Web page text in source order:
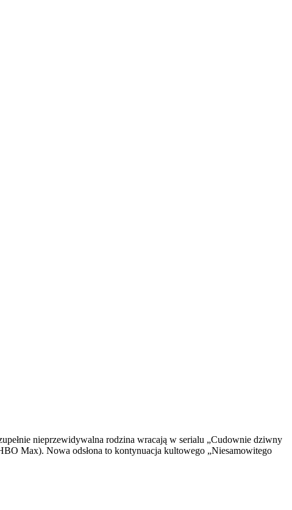
nieprzewidywalna rodzina wracają w serialu „Cudownie dziwny
Max). Nowa odsłona to kontynuacja kultowego „Niesamowitego